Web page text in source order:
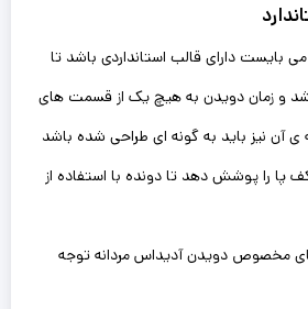
دارای قالب استانداردی باشد تا
و زمان دویدن به هیچ یک از قسمت های
ی آن‌ نیز باید به گونه ای طراحی شده باشد
پا را پوشش دهد تا دونده با استفاده از
مخصوص دویدن آدیداس مردانه توجه